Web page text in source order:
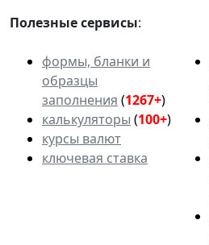
Полезные сервисы:
формы, бланки и
образцы
заполнения (1267+)
калькуляторы (100+)
курсы валют
ключевая ставка